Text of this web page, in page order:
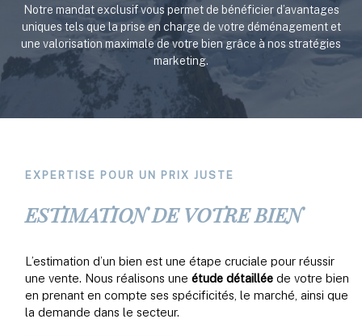
Notre mandat exclusif vous permet de bénéficier d’avantages
uniques tels que la prise en charge de votre déménagement et
une valorisation maximale de votre bien grâce à nos stratégies
marketing.
EXPERTISE POUR UN PRIX JUSTE
ESTIMATION DE VOTRE BIEN
L’estimation d’un bien est une étape cruciale pour réussir
une vente. Nous réalisons une étude détaillée de votre bien
en prenant en compte ses spécificités, le marché, ainsi que
la demande dans le secteur.